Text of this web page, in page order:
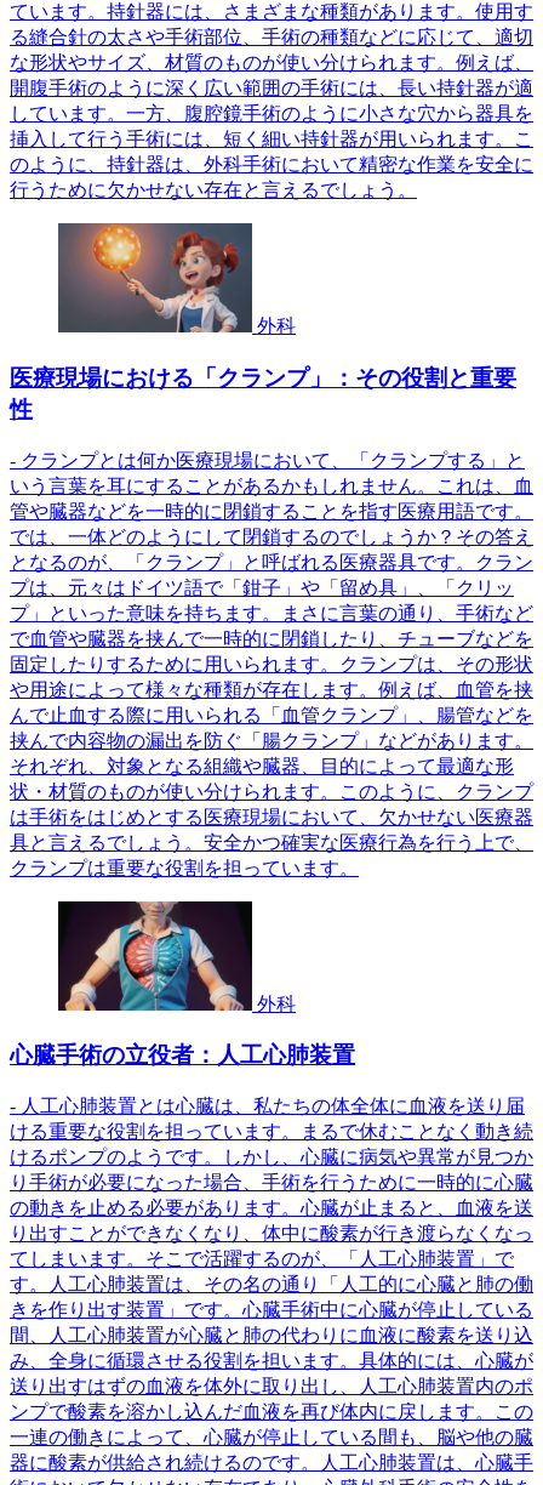
ています。持針器には、さまざまな種類があります。使用す
る縫合針の太さや手術部位、手術の種類などに応じて、適切
な形状やサイズ、材質のものが使い分けられます。例えば、
開腹手術のように深く広い範囲の手術には、長い持針器が適
しています。一方、腹腔鏡手術のように小さな穴から器具を
挿入して行う手術には、短く細い持針器が用いられます。こ
のように、持針器は、外科手術において精密な作業を安全に
行うために欠かせない存在と言えるでしょう。
外科
医療現場における「クランプ」：その役割と重要
性
- クランプとは何か医療現場において、「クランプする」と
いう言葉を耳にすることがあるかもしれません。これは、血
管や臓器などを一時的に閉鎖することを指す医療用語です。
では、一体どのようにして閉鎖するのでしょうか？その答え
となるのが、「クランプ」と呼ばれる医療器具です。クラン
プは、元々はドイツ語で「鉗子」や「留め具」、「クリッ
プ」といった意味を持ちます。まさに言葉の通り、手術など
で血管や臓器を挟んで一時的に閉鎖したり、チューブなどを
固定したりするために用いられます。クランプは、その形状
や用途によって様々な種類が存在します。例えば、血管を挟
んで止血する際に用いられる「血管クランプ」、腸管などを
挟んで内容物の漏出を防ぐ「腸クランプ」などがあります。
それぞれ、対象となる組織や臓器、目的によって最適な形
状・材質のものが使い分けられます。このように、クランプ
は手術をはじめとする医療現場において、欠かせない医療器
具と言えるでしょう。安全かつ確実な医療行為を行う上で、
クランプは重要な役割を担っています。
外科
心臓手術の立役者：人工心肺装置
- 人工心肺装置とは心臓は、私たちの体全体に血液を送り届
ける重要な役割を担っています。まるで休むことなく動き続
けるポンプのようです。しかし、心臓に病気や異常が見つか
り手術が必要になった場合、手術を行うために一時的に心臓
の動きを止める必要があります。心臓が止まると、血液を送
り出すことができなくなり、体中に酸素が行き渡らなくなっ
てしまいます。そこで活躍するのが、「人工心肺装置」で
す。人工心肺装置は、その名の通り「人工的に心臓と肺の働
きを作り出す装置」です。心臓手術中に心臓が停止している
間、人工心肺装置が心臓と肺の代わりに血液に酸素を送り込
み、全身に循環させる役割を担います。具体的には、心臓が
送り出すはずの血液を体外に取り出し、人工心肺装置内のポ
ンプで酸素を溶かし込んだ血液を再び体内に戻します。この
一連の働きによって、心臓が停止している間も、脳や他の臓
器に酸素が供給され続けるのです。人工心肺装置は、心臓手